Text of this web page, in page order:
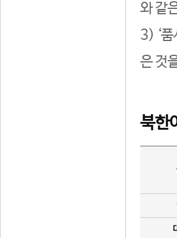
와 같
3) ‘품
은 것
북한